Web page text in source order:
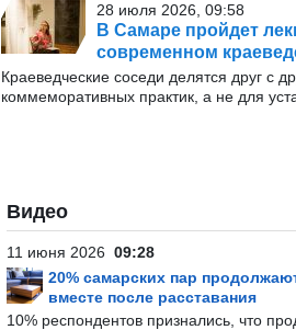
28 июля 2026, 09:58
В Самаре пройдет
современном
Краеведческие соседи делятся друг с
коммеморативных практик, а не для
Видео
11 июня 2026 09:28
20% самарских пар
вместе после расставания
10% респондентов признались, что